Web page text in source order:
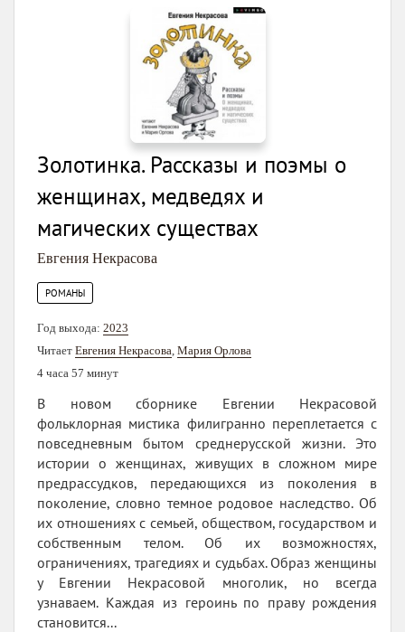
Золотинка. Рассказы и поэмы о
женщинах, медведях и
магических существах
Евгения Некрасова
РОМАНЫ
Год выхода: 2023
Читает Евгения Некрасова Мария Орлова
4 часа 57 минут
В новом сборнике Евгении Некрасовой
фольклорная мистика филигранно переплетается с
повседневным бытом среднерусской жизни. Это
истории о женщинах, живущих в сложном мире
предрассудков, передающихся из поколения в
поколение, словно темное родовое наследство. Об
их отношениях с семьей, обществом, государством и
собственным телом. Об их возможностях,
ограничениях, трагедиях и судьбах. Образ женщины
у Евгении Некрасовой многолик, но всегда
узнаваем. Каждая из героинь по праву рождения
становится...